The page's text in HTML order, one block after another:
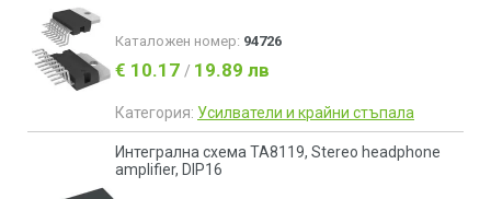
Каталожен номер: 94726
€ 10.17 / 19.89 лв
Категория: Усилватели и крайни стъпала
Интегрална схема TA8119, Stereo headphone
amplifier, DIP16